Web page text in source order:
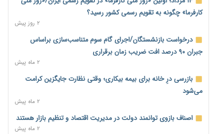
می‌شود
۱ روز پیش
رئیس سازمان امور مالیاتی: بلاگرهای پردرآمد مشمول پرداخت
مالیات هستند
۱ روز پیش
پیش‌بینی افزایش تولید برنج؛ نیاز وارداتی کشور به ۵۰۰ هزار تن
کاهش می‌یابد
۱ روز پیش
امضای تفاهم‌نامه تجاری ایران و پاکستان؛ هدف‌گذاری تجارت ۱۰
کارفرما» چگونه به تقویم رسمی کشور رسید؟
۲ روز پیش
درخواست بازنشستگان/اجرای گام سوم متناسب‌سازی براساس
جبران ۹۰ درصد افت ضریب زمان برقراری
۲ ماه پیش
بازرسی درِ خانه برای بیمه بیکاری؛ وقتی نظارت جایگزین کرامت
می‌شود
۲ ماه پیش
اصناف بازوی توانمند دولت در مدیریت اقتصاد و تنظیم بازار هستند
۲ ماه پیش